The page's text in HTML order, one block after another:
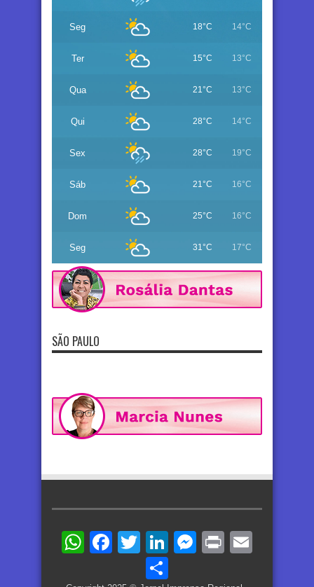
Seg 18°C 14°C
Ter 15°C 13°C
Qua 21°C 13°C
Qui 28°C 14°C
Sex 28°C 19°C
Sáb 21°C 16°C
Dom 25°C 16°C
Seg 31°C 17°C
SÃO PAULO
WhatsApp
Facebook
TwitterLinkedIn
Messenger
Print